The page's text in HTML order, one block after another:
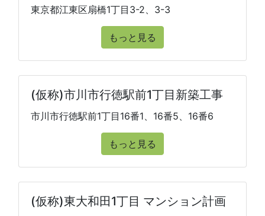
東京都江東区扇橋1丁目3-2、3-3
もっと見る
(仮称)市川市行徳駅前1丁目新築工事
市川市行徳駅前1丁目16番1、16番5、16番6
もっと見る
(仮称)東大和田1丁目 マンション計画